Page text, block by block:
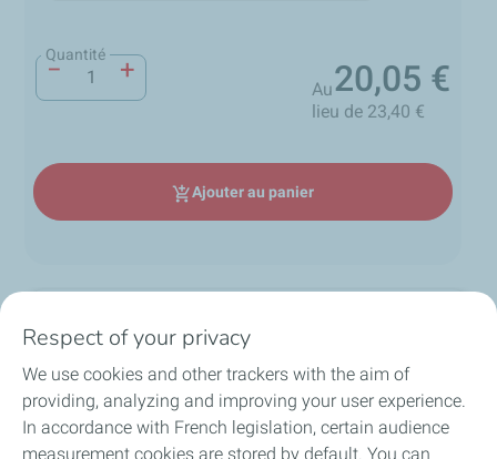
Quantité
− + Prix20,05 €
Au
lieu de 23,40 €
add_shopping_cartAjouter au panier
Description
Le pack nettoyage plastiques TotalEnergies WASH est idéal
pour prendre soin de tous les plastiques intérieur, extérieur
de votre véhicule.
Il est composé des articles suivants :
local_shipping
group
lock
Respect of your privacy
We use cookies and other trackers with the aim of
providing, analyzing and improving your user experience.
In accordance with French legislation, certain audience
measurement cookies are stored by default. You can